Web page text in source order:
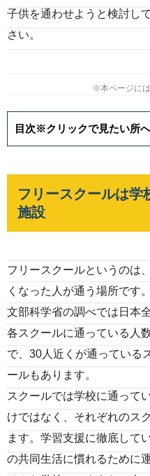
子供を通わせようと検討し
さい。
※本ページには
目次※クリックで見たい所
フリースクールは学
施設
フリースクールというのは
くなった人が通う場所です。
文部科学省の調べでは日本
各スクールに通っている人
で、30人近くが通っている
ールもあります。
スクールでは学校に通って
けではなく、それぞれのス
ます。学習支援に徹底して
の共同生活に慣れるために